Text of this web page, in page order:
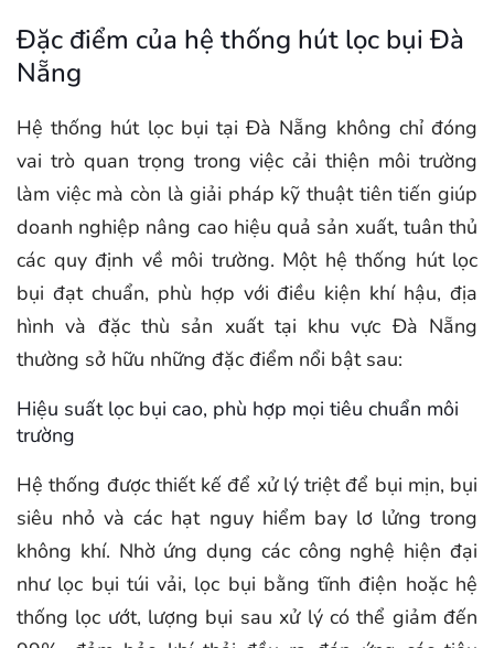
Đặc điểm của hệ thống hút lọc bụi Đà
Nẵng
Hệ thống hút lọc bụi tại Đà Nẵng không chỉ đóng
vai trò quan trọng trong việc cải thiện môi trường
làm việc mà còn là giải pháp kỹ thuật tiên tiến giúp
doanh nghiệp nâng cao hiệu quả sản xuất, tuân thủ
các quy định về môi trường. Một hệ thống hút lọc
bụi đạt chuẩn, phù hợp với điều kiện khí hậu, địa
hình và đặc thù sản xuất tại khu vực Đà Nẵng
thường sở hữu những đặc điểm nổi bật sau:
Hiệu suất lọc bụi cao, phù hợp mọi tiêu chuẩn môi
trường
Hệ thống được thiết kế để xử lý triệt để bụi mịn, bụi
siêu nhỏ và các hạt nguy hiểm bay lơ lửng trong
không khí. Nhờ ứng dụng các công nghệ hiện đại
như lọc bụi túi vải, lọc bụi bằng tĩnh điện hoặc hệ
thống lọc ướt, lượng bụi sau xử lý có thể giảm đến